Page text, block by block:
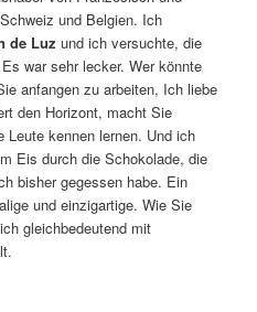
und Belgien. Ich
de Luz und ich versuchte, die
war sehr lecker. Wer könnte
anfangen zu arbeiten, Ich liebe
den Horizont, macht Sie
kennen lernen. Und ich
Eis durch die Schokolade, die
bisher gegessen habe. Ein
und einzigartige. Wie Sie
gleichbedeutend mit